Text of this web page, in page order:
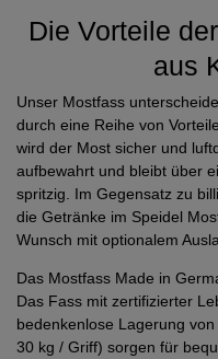
Die Vorteile
aus
Unser Mostfass
durch eine Reihe von
wird der Most sicher und
aufbewahrt und bleibt über
spritzig. Im Gegensatz zu
die Getränke im Speidel
Wunsch mit optionalem
Das Mostfass Made in
Das Fass mit zertifizierter
bedenkenlose Lagerung
30 kg / Griff) sorgen für